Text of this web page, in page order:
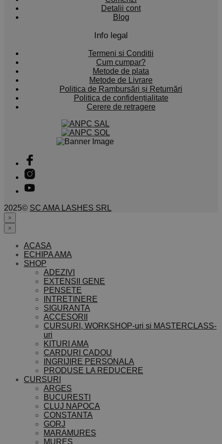
Detalii cont
Blog
Info legal
Termeni si Conditii
Cum cumpar?
Metode de plata
Metode de Livrare
Politica de Rambursări și Returnări
Politica de confidențialitate
Cerere de retragere
2025© SC AMA LASHES SRL
×
×
ACASA
ECHIPA AMA
SHOP
ADEZIVI
EXTENSII GENE
PENSETE
INTRETINERE
SIGURANTA
ACCESORII
CURSURI, WORKSHOP-uri si MASTERCLASS-
uri
KITURI AMA
CARDURI CADOU
INGRIJIRE PERSONALA
PRODUSE LA REDUCERE
CURSURI
ARGES
BUCURESTI
CLUJ NAPOCA
CONSTANTA
GORJ
MARAMURES
MURES